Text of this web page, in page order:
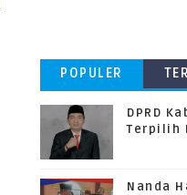
POPULER
DPRD
Terpilih
Nanda